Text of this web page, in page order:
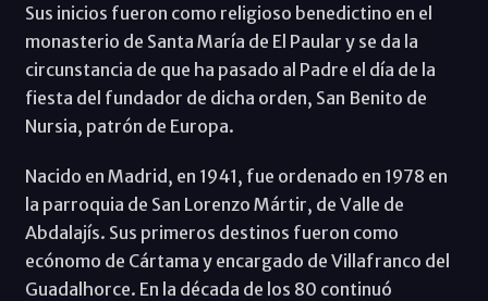
Sus inicios fueron como religioso benedictino en el
monasterio de Santa María de El Paular y se da la
circunstancia de que ha pasado al Padre el día de la
fiesta del fundador de dicha orden, San Benito de
Nursia, patrón de Europa.
Nacido en Madrid, en 1941, fue ordenado en 1978 en
la parroquia de San Lorenzo Mártir, de Valle de
Abdalajís. Sus primeros destinos fueron como
ecónomo de Cártama y encargado de Villafranco del
Guadalhorce. En la década de los 80 continuó